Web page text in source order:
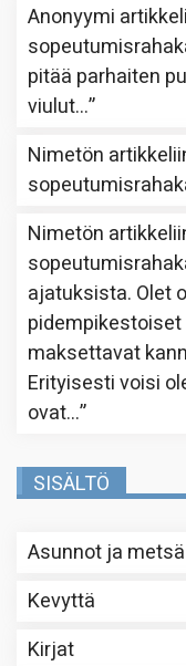
Anonyymi
pitää parhaiten
viulut…”
Nimetön
Nimetön
ajatuksista. Olet
maksettavat
Erityisesti voisi
ovat…”
SISÄLTÖ
Asunnot ja metsä
Kevyttä
Kirjat